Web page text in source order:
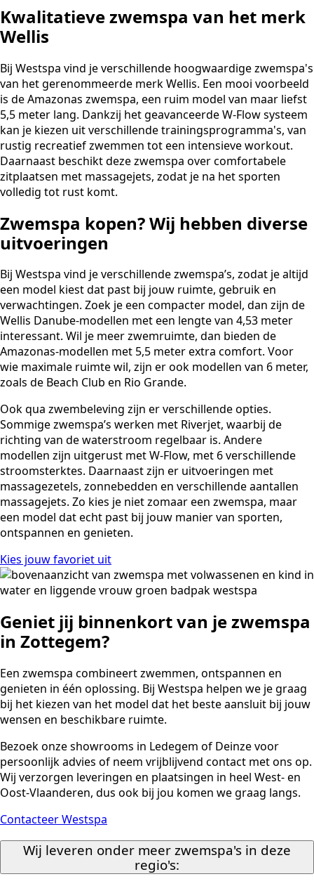
Kwalitatieve zwemspa van het merk
Wellis
Bij Westspa vind je verschillende hoogwaardige zwemspa's
van het gerenommeerde merk Wellis. Een mooi voorbeeld
is de Amazonas zwemspa, een ruim model van maar liefst
5,5 meter lang. Dankzij het geavanceerde W-Flow systeem
kan je kiezen uit verschillende trainingsprogramma's, van
rustig recreatief zwemmen tot een intensieve workout.
Daarnaast beschikt deze zwemspa over comfortabele
zitplaatsen met massagejets, zodat je na het sporten
volledig tot rust komt.
Zwemspa kopen? Wij hebben diverse
uitvoeringen
Bij Westspa vind je verschillende zwemspa’s, zodat je altijd
een model kiest dat past bij jouw ruimte, gebruik en
verwachtingen. Zoek je een compacter model, dan zijn de
Wellis Danube-modellen met een lengte van 4,53 meter
interessant. Wil je meer zwemruimte, dan bieden de
Amazonas-modellen met 5,5 meter extra comfort. Voor
wie maximale ruimte wil, zijn er ook modellen van 6 meter,
zoals de Beach Club en Rio Grande.
Ook qua zwembeleving zijn er verschillende opties.
Sommige zwemspa’s werken met Riverjet, waarbij de
richting van de waterstroom regelbaar is. Andere
modellen zijn uitgerust met W-Flow, met 6 verschillende
stroomsterktes. Daarnaast zijn er uitvoeringen met
massagezetels, zonnebedden en verschillende aantallen
massagejets. Zo kies je niet zomaar een zwemspa, maar
een model dat echt past bij jouw manier van sporten,
ontspannen en genieten.
Kies jouw favoriet uit
Geniet jij binnenkort van je zwemspa
in Zottegem?
Een zwemspa combineert zwemmen, ontspannen en
genieten in één oplossing. Bij Westspa helpen we je graag
bij het kiezen van het model dat het beste aansluit bij jouw
wensen en beschikbare ruimte.
Bezoek onze showrooms in Ledegem of Deinze voor
persoonlijk advies of neem vrijblijvend contact met ons op.
Wij verzorgen leveringen en plaatsingen in heel West- en
Oost-Vlaanderen, dus ook bij jou komen we graag langs.
Contacteer Westspa
Wij leveren onder meer zwemspa's in deze
regio's: